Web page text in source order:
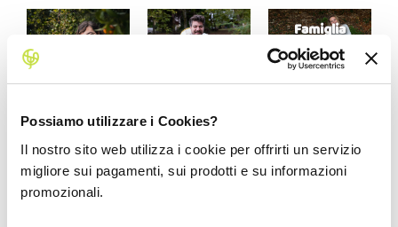
Possiamo utilizzare i Cookies?
Il nostro sito web utilizza i cookie per offrirti un servizio
migliore sui pagamenti, sui prodotti e su informazioni
promozionali.
Famiglia
Rossi-
Massimago
Giorgio Grani